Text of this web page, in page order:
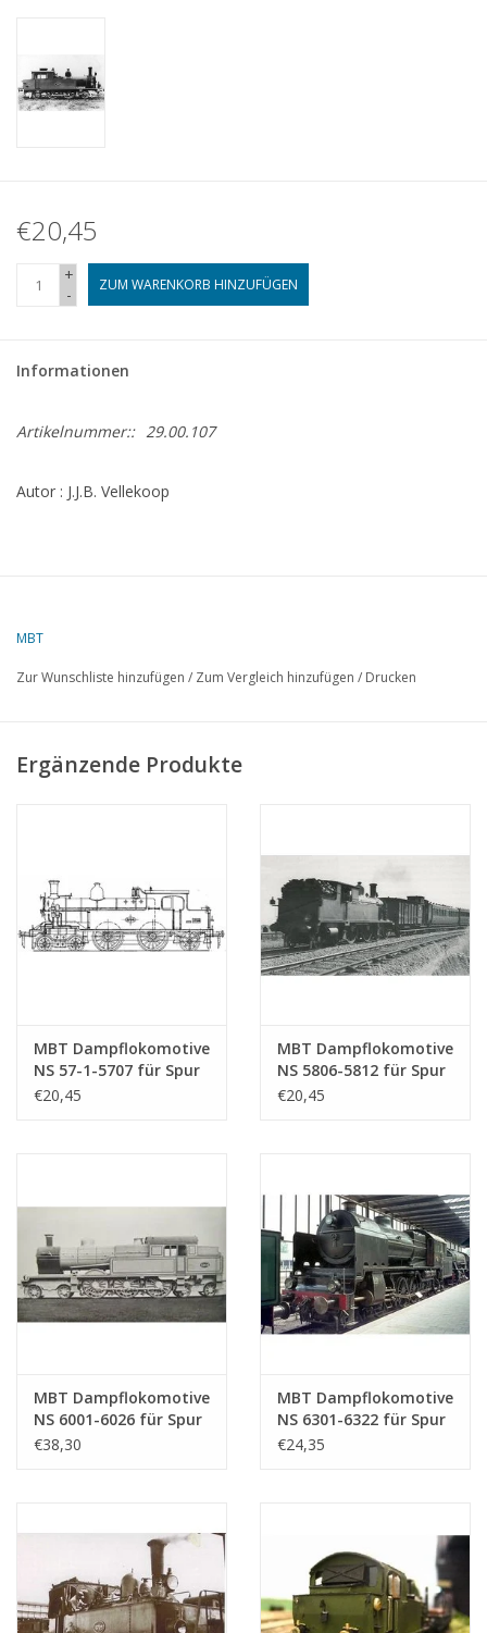
€20,45
+
-
ZUM WARENKORB HINZUFÜGEN
Informationen
Artikelnummer:: 29.00.107
Autor : J.J.B. Vellekoop
MBT
Zur Wunschliste hinzufügen / Zum Vergleich hinzufügen / Drucken
Ergänzende Produkte
MBT Dampflokomotive
NS 57-1-5707 für Spur
0 - Bauzeichnung
€20,45
MBT Dampflokomotive
NS 5806-5812 für Spur
0 - Bauzeichnung
€20,45
MBT Dampflokomotive
NS 6001-6026 für Spur
0 - Bauzeichnung
€38,30
MBT Dampflokomotive
NS 6301-6322 für Spur
0 - Bauzeichnung
€24,35